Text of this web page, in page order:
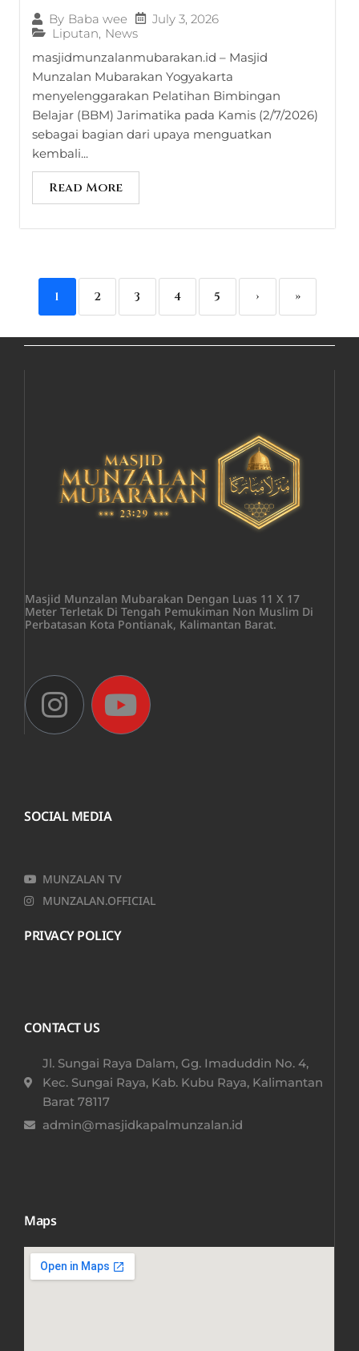
By Baba wee
July 3, 2026
Liputan, News
masjidmunzalanmubarakan.id – Masjid
Munzalan Mubarakan Yogyakarta
menyelenggarakan Pelatihan Bimbingan
Belajar (BBM) Jarimatika pada Kamis (2/7/2026)
sebagai bagian dari upaya menguatkan
kembali...
Read More
1 2 3 4 5 › »
Masjid Munzalan Mubarakan Dengan Luas 11 X 17
Meter Terletak Di Tengah Pemukiman Non Muslim Di
Perbatasan Kota Pontianak, Kalimantan Barat.
SOCIAL MEDIA
MUNZALAN TV
MUNZALAN.OFFICIAL
PRIVACY POLICY
CONTACT US
Jl. Sungai Raya Dalam, Gg. Imaduddin No. 4,
Kec. Sungai Raya, Kab. Kubu Raya, Kalimantan
Barat 78117​
admin@masjidkapalmunzalan.id
Maps